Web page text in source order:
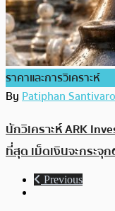
ราคาและการวิเคราะห์
ByPatiphan
นักวิเคราะห์ ARK
ที่สุด เม็ดเงินจะกระจุ
Previous